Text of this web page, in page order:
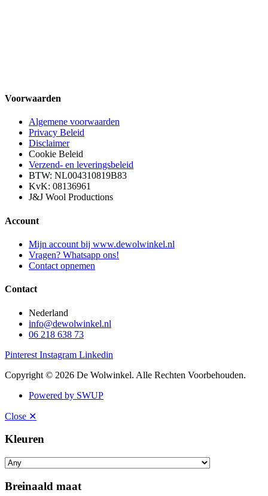
Voorwaarden
Algemene voorwaarden
Privacy Beleid
Disclaimer
Cookie Beleid
Verzend- en leveringsbeleid
BTW: NL004310819B83
KvK: 08136961
J&J Wool Productions
Account
Mijn account bij www.dewolwinkel.nl
Vragen? Whatsapp ons!
Contact opnemen
Contact
Nederland
info@dewolwinkel.nl
06 218 638 73
Pinterest Instagram Linkedin
Copyright © 2026 De Wolwinkel. Alle Rechten Voorbehouden.
Powered by SWUP
Close ✕
Kleuren
Breinaald maat